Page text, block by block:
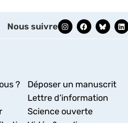
Nous suivre
?
Déposer un manuscrit
Lettre d’information
Science ouverte